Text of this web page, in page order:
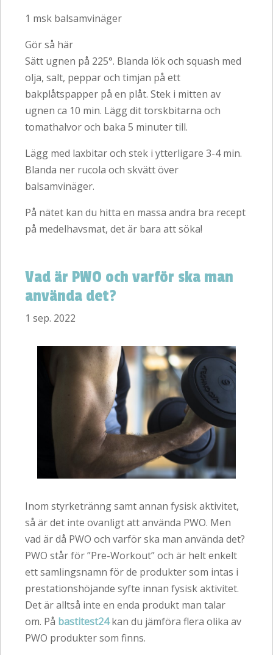
1 msk balsamvinäger
Gör så här
Sätt ugnen på 225°. Blanda lök och squash med
olja, salt, peppar och timjan på ett
bakplåtspapper på en plåt. Stek i mitten av
ugnen ca 10 min. Lägg dit torskbitarna och
tomathalvor och baka 5 minuter till.
Lägg med laxbitar och stek i ytterligare 3-4 min.
Blanda ner rucola och skvätt över
balsamvinäger.
På nätet kan du hitta en massa andra bra recept
på medelhavsmat, det är bara att söka!
Vad är PWO och varför ska man
använda det?
1 sep. 2022
Inom styrketränng samt annan fysisk aktivitet,
så är det inte ovanligt att använda PWO. Men
vad är då PWO och varför ska man använda det?
PWO står för ”Pre-Workout” och är helt enkelt
ett samlingsnamn för de produkter som intas i
prestationshöjande syfte innan fysisk aktivitet.
Det är alltså inte en enda produkt man talar
om. På bastitest24kan du jämföra flera olika av
PWO produkter som finns.